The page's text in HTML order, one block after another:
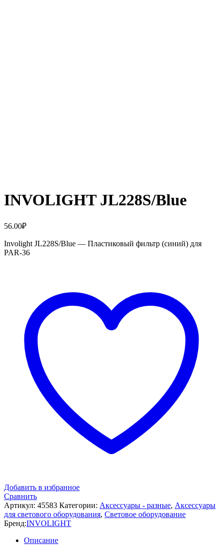
INVOLIGHT JL228S/Blue
56.00₽
Involight JL228S/Blue — Пластиковый фильтр (синий) для
PAR-36
Добавить в избранное
Сравнить
Артикул: 45583 Категории: Аксессуары - разные, Аксессуары
для светового оборудования, Световое оборудование
Бренд:INVOLIGHT
Описание